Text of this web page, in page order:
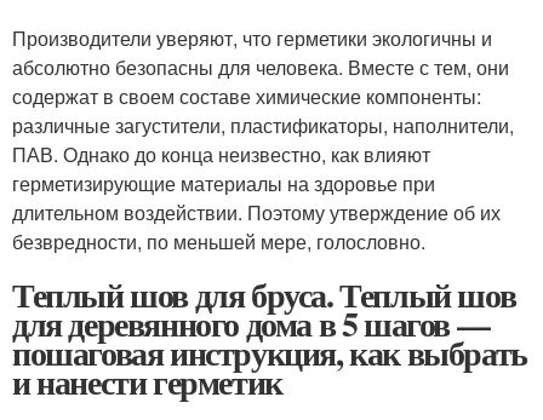
Производители уверяют, что герметики экологичны и
абсолютно безопасны для человека. Вместе с тем, они
содержат в своем составе химические компоненты:
различные загустители, пластификаторы, наполнители,
ПАВ. Однако до конца неизвестно, как влияют
герметизирующие материалы на здоровье при
длительном воздействии. Поэтому утверждение об их
безвредности, по меньшей мере, голословно.
Теплый шов для бруса. Теплый шов
для деревянного дома в 5 шагов —
пошаговая инструкция, как выбрать
и нанести герметик